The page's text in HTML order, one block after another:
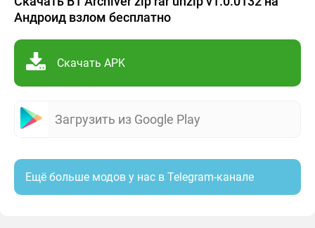
Андроид взлом бесплатно
Скачать APK
Загрузить из Google Play
Ещё больше модов у нас в Telegram-канале